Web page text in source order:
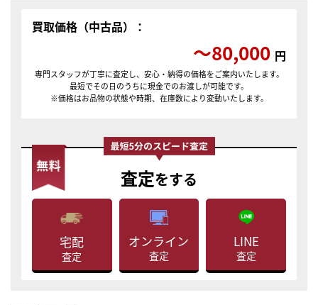
買取価格（中古品）：
〜80,000 円
専門スタッフが丁寧に査定し、安心・納得の価格をご案内いたします。
最短でその日のうちに現金でのお渡しが可能です。
※価格はお品物の状態や時期、在庫数により変動いたします。
査定をする
宅配
査定
オンライン
査定
LINE
査定